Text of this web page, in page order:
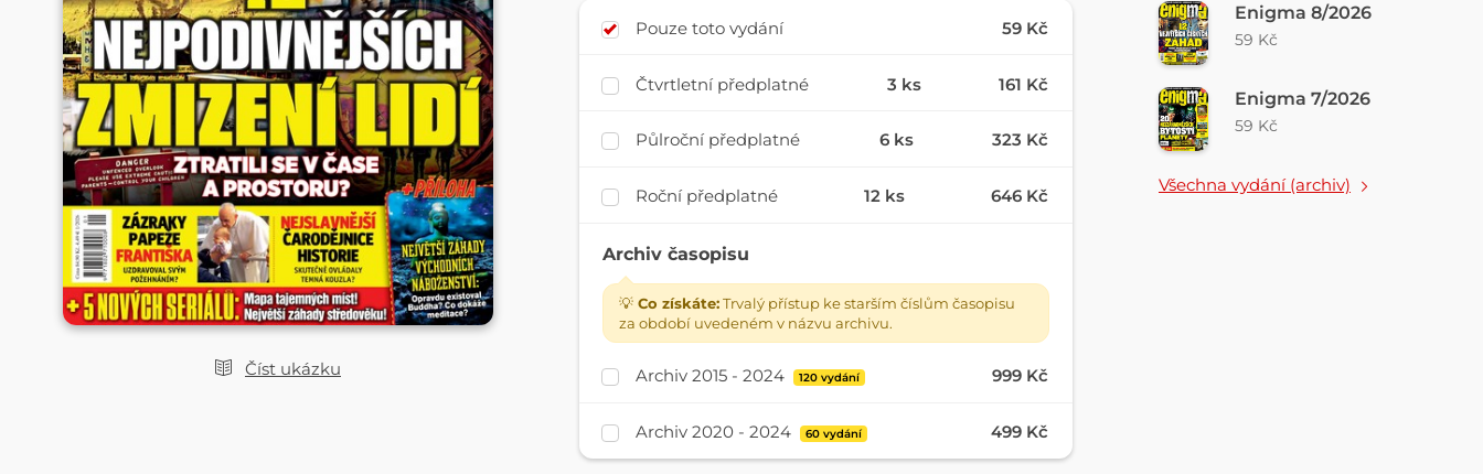
Číst ukázku
Pouze toto vydání 59 Kč
Čtvrtletní předplatné 3 ks 161 Kč
Půlroční předplatné 6 ks 323 Kč
Roční předplatné 12 ks 646 Kč
Archiv časopisu
💡 Co získáte:Trvalý přístup ke starším číslům časopisu
za období uvedeném v názvu archivu.
Archiv 2015 - 2024 120 vydání 999 Kč
Archiv 2020 - 2024 60 vydání 499 Kč
Enigma 8/2026
59 Kč
Enigma 7/2026
59 Kč
Všechna vydání (archiv)